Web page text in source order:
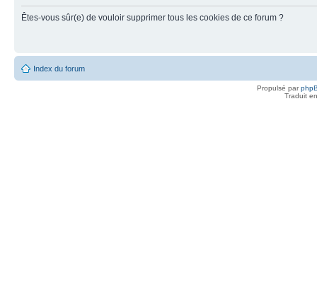
Êtes-vous sûr(e) de vouloir supprimer tous les cookies de ce forum ?
Index du forum
Propulsé par
Traduit